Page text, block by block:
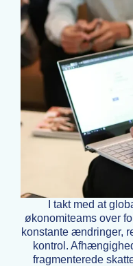
I takt med at
økonomiteams over
konstante ændringer,
kontrol.
fragmenterede